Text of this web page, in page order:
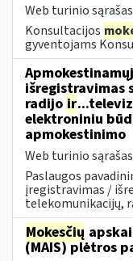
Web turinio sąrašas
Konsultacijos
gyventojams
išregistravimas
radijo ir
elektroniniu
apmokestinimo
Web turinio sąrašas
Paslaugos
įregistravimas /
telekomunikacijų,
Mokesčių
(MAIS) plėtros